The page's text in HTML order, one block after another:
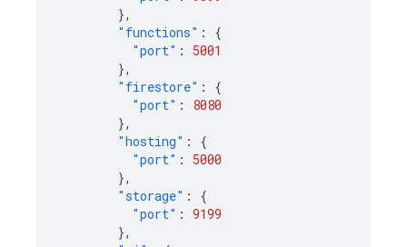
},
"functions" :
{
"port" :
5001
},
"firestore" :
{
"port" :
8080
},
"hosting" :
{
"port" :
5000
},
"storage" :
{
"port" : 9199
},